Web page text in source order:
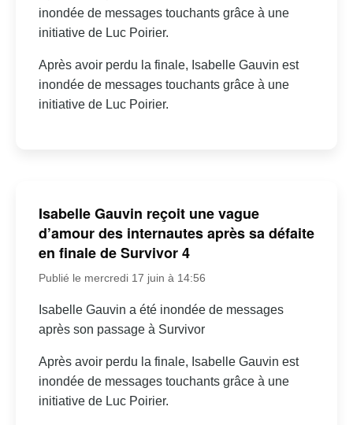
inondée de messages touchants grâce à une
initiative de Luc Poirier.
Après avoir perdu la finale, Isabelle Gauvin est
inondée de messages touchants grâce à une
initiative de Luc Poirier.
Isabelle Gauvin reçoit une vague
d’amour des internautes après sa défaite
en finale de Survivor 4
Publié le mercredi 17 juin à 14:56
Isabelle Gauvin a été inondée de messages
après son passage à Survivor
Après avoir perdu la finale, Isabelle Gauvin est
inondée de messages touchants grâce à une
initiative de Luc Poirier.